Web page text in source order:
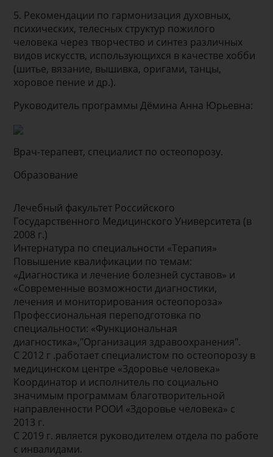
5. Рекомендации по гармонизация духовных,
психических, телесных структур пожилого
человека через творчество и синтез различных
видов искусств, использующихся в качестве хобби
(шитье, вязание, вышивка, оригами, танцы,
хоровое пение и др.).
Руководитель программы Дёмина Анна Юрьевна:
Врач-терапевт, специалист по остеопорозу.
Образование
Лечебный факультет Российского
Государственного Медицинского Университета (в
2008 г.)
Интернатура по специальности «Терапия»
Повышение квалификации по темам:
«Диагностика и лечение болезней суставов» и
«Современные возможности диагностики,
лечения и мониторирования остеопороза»
Профессиональная переподготовка по
специальности: «Функциональная
диагностика»,"Организация здравоохранения".
С 2012 г .работает специалистом по остеопорозу в
медицинском центре «Здоровье человека»
Координатор и исполнитель по социально
значимым программам благотворительной
направленности РООИ «Здоровье человека» с
2013 г.
С 2019 г. является руководителем отдела по работе
с инвалидами.